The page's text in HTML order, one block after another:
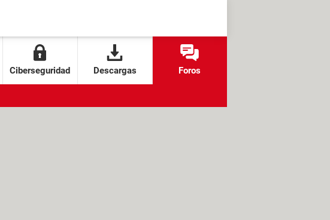
Ciberseguridad Descargas Foros